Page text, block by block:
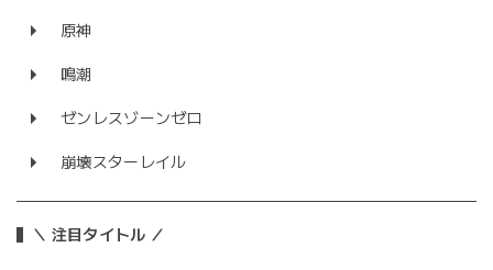
原神
鳴潮
ゼンレスゾーンゼロ
崩壊スターレイル
＼ 注目タイトル ／